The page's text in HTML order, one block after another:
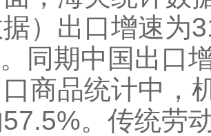
）出口增速为
同期中国出口
商品统计中，
。传统劳